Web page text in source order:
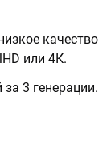
качество
или 4К.
3 генерации.